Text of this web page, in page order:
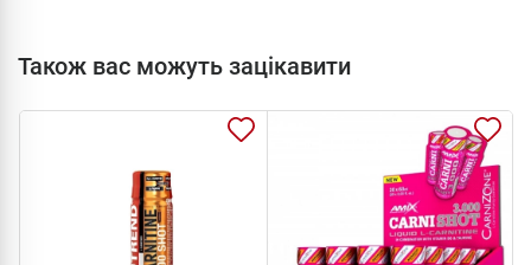
Також вас можуть зацікавити